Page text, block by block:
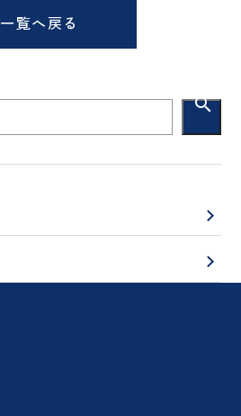
一覧へ戻る
search